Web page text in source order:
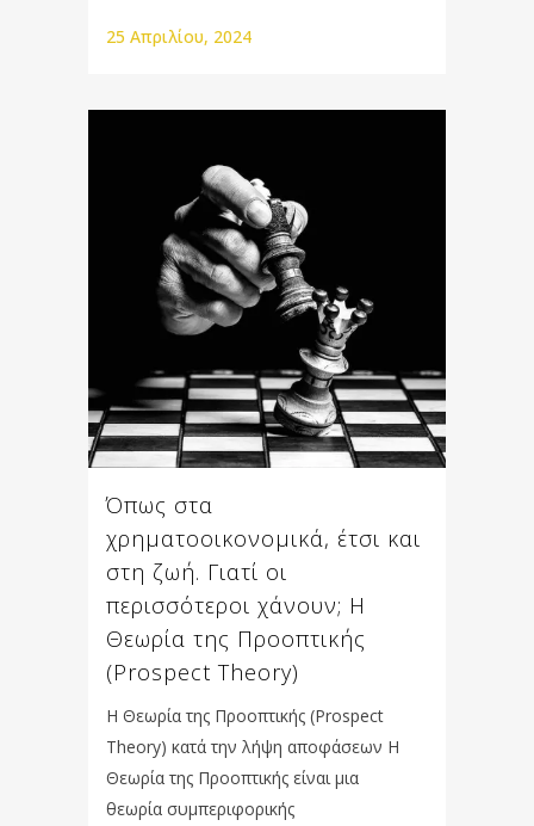
25 Απριλίου, 2024
Όπως στα
χρηματοοικονομικά, έτσι και
στη ζωή. Γιατί οι
περισσότεροι χάνουν; Η
Θεωρία της Προοπτικής
(Prospect Theory)
Η Θεωρία της Προοπτικής (Prospect
Theory) κατά την λήψη αποφάσεων Η
Θεωρία της Προοπτικής είναι μια
θεωρία συμπεριφορικής